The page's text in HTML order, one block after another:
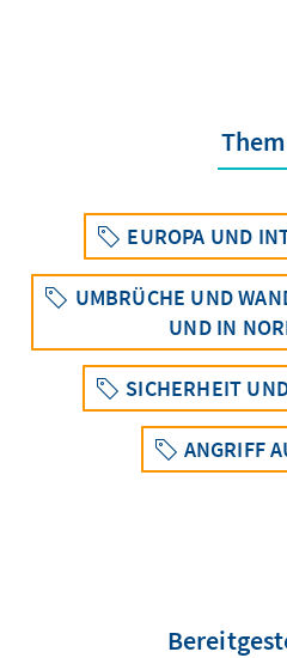
EUROPA UND
UMBRÜCHE UND
UND IN
SICHERHEIT
ANGRIFF